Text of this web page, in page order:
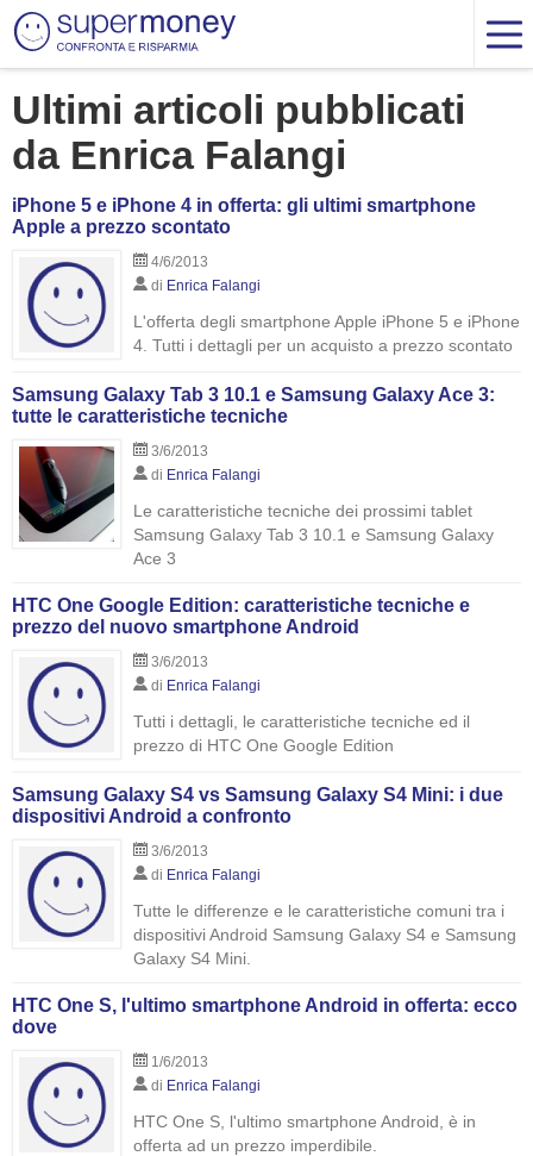
Ultimi articoli pubblicati
da Enrica Falangi
iPhone 5 e iPhone 4 in offerta: gli ultimi smartphone
Apple a prezzo scontato
4/6/2013
di Enrica Falangi
L'offerta degli smartphone Apple iPhone 5 e iPhone
4. Tutti i dettagli per un acquisto a prezzo scontato
Samsung Galaxy Tab 3 10.1 e Samsung Galaxy Ace 3:
tutte le caratteristiche tecniche
3/6/2013
di Enrica Falangi
Le caratteristiche tecniche dei prossimi tablet
Samsung Galaxy Tab 3 10.1 e Samsung Galaxy
Ace 3
HTC One Google Edition: caratteristiche tecniche e
prezzo del nuovo smartphone Android
3/6/2013
di Enrica Falangi
Tutti i dettagli, le caratteristiche tecniche ed il
prezzo di HTC One Google Edition
Samsung Galaxy S4 vs Samsung Galaxy S4 Mini: i due
dispositivi Android a confronto
3/6/2013
di Enrica Falangi
Tutte le differenze e le caratteristiche comuni tra i
dispositivi Android Samsung Galaxy S4 e Samsung
Galaxy S4 Mini.
HTC One S, l'ultimo smartphone Android in offerta: ecco
dove
1/6/2013
di Enrica Falangi
HTC One S, l'ultimo smartphone Android, è in
offerta ad un prezzo imperdibile.